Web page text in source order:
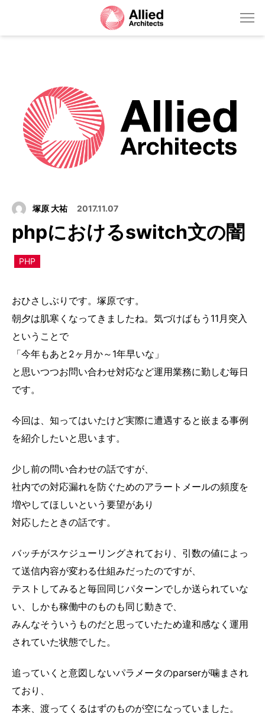
塚原 大祐 2017.11.07
phpにおけるswitch文の闇
PHP
おひさしぶりです。塚原です。
朝夕は肌寒くなってきましたね。気づけばもう11月突入
ということで
「今年もあと2ヶ月か～1年早いな」
と思いつつお問い合わせ対応など運用業務に勤しむ毎日
です。
今回は、知ってはいたけど実際に遭遇すると嵌まる事例
を紹介したいと思います。
少し前の問い合わせの話ですが、
社内での対応漏れを防ぐためのアラートメールの頻度を
増やしてほしいという要望があり
対応したときの話です。
バッチがスケジューリングされており、引数の値によっ
て送信内容が変わる仕組みだったのですが、
テストしてみると毎回同じパターンでしか送られていな
い、しかも稼働中のものも同じ動きで、
みんなそういうものだと思っていたため違和感なく運用
されていた状態でした。
追っていくと意図しないパラメータのparserが噛まされ
ており、
本来、渡ってくるはずのものが空になっていました。